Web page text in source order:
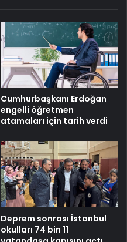
Cumhurbaşkanı Erdoğan
engelli öğretmen
atamaları için tarih verdi
Deprem sonrası İstanbul
okulları 74 bin 11